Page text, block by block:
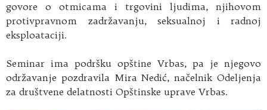
govore o otmicama i trgovini ljudima, njihovom
protivpravnom zadržavanju, seksualnoj i radnoj
eksploataciji.
Seminar ima podršku opštine Vrbas, pa je njegovo
održavanje pozdravila Mira Nedić, načelnik Odeljenja
za društvene delatnosti Opštinske uprave Vrbas.